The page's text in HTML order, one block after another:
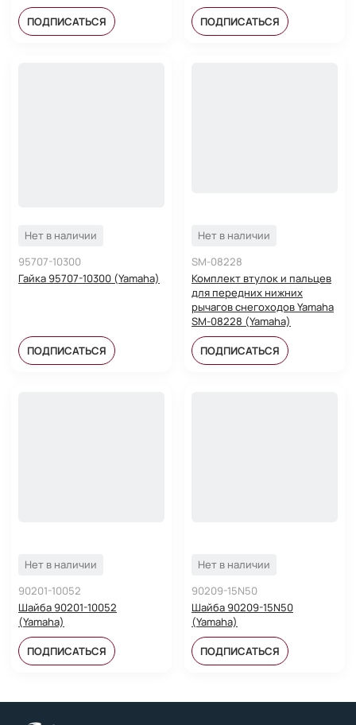
ПОДПИСАТЬСЯ ПОДПИСАТЬСЯ
Нет в наличии
95707-10300
Гайка 95707-10300 (Yamaha)
ПОДПИСАТЬСЯ
Нет в наличии
SM-08228
Комплект втулок и пальцев
для передних нижних
рычагов снегоходов Yamaha
SM-08228 (Yamaha)
ПОДПИСАТЬСЯ
Нет в наличии
90201-10052
Шайба 90201-10052
(Yamaha)
ПОДПИСАТЬСЯ
Нет в наличии
90209-15N50
Шайба 90209-15N50
(Yamaha)
ПОДПИСАТЬСЯ